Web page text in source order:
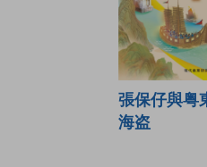
張保仔與粤
海盗